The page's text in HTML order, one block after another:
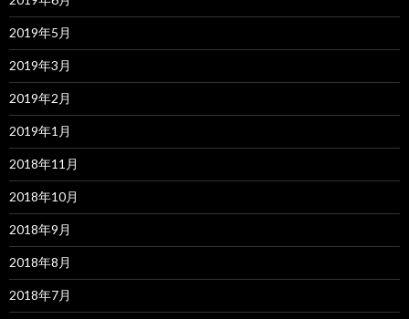
2019年5月
2019年3月
2019年2月
2019年1月
2018年11月
2018年10月
2018年9月
2018年8月
2018年7月